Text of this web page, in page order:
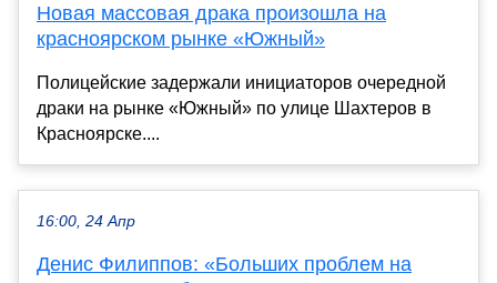
Новая массовая драка произошла на
красноярском рынке «Южный»
Полицейские задержали инициаторов очередной
драки на рынке «Южный» по улице Шахтеров в
Красноярске....
16:00, 24 Апр
Денис Филиппов: «Больших проблем на